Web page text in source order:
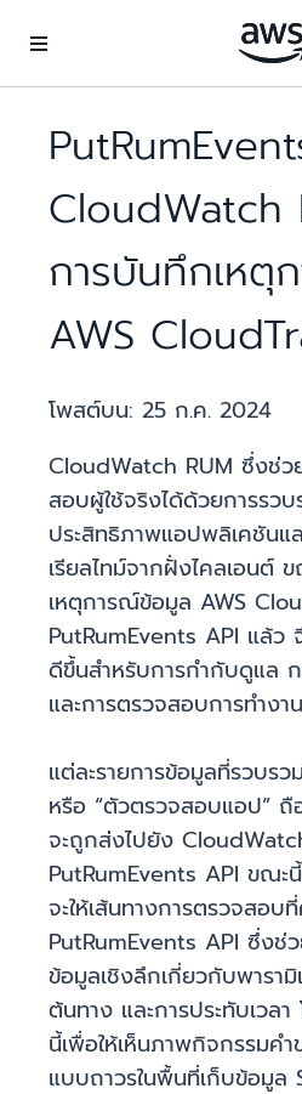
CloudWatch
การบันทึกเหตุ
AWS
โพสต์บน: 25 ก.ค. 2024
CloudWatch RUM ซึ่งช่ว
สอบผู้ใช้จริงได้ด้วยการรว
ประสิทธิภาพแอปพลิเคชันแ
เรียลไทม์จากฝั่งไคลเอนต์
เหตุการณ์ข้อมูล AWS
PutRumEvents API แล้ว
ดีขึ้นสำหรับการกำกับดูแล
และการตรวจสอบการทำงาน
แต่ละรายการข้อมูลที่รวบรว
หรือ “ตัวตรวจสอบแอป” ถื
จะถูกส่งไปยัง
PutRumEvents API ขณ
จะให้เส้นทางการตรวจสอบ
PutRumEvents API ซึ่งช่
ข้อมูลเชิงลึกเกี่ยวกับพารา
ต้นทาง และการประทับเวล
นี้เพื่อให้เห็นภาพกิจกรรมค
แบบถาวรในพื้นที่เก็บข้อมู